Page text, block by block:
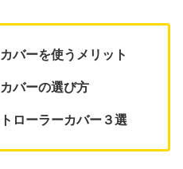
バーを使うメリット
バーの選び方
ローラーカバー３選